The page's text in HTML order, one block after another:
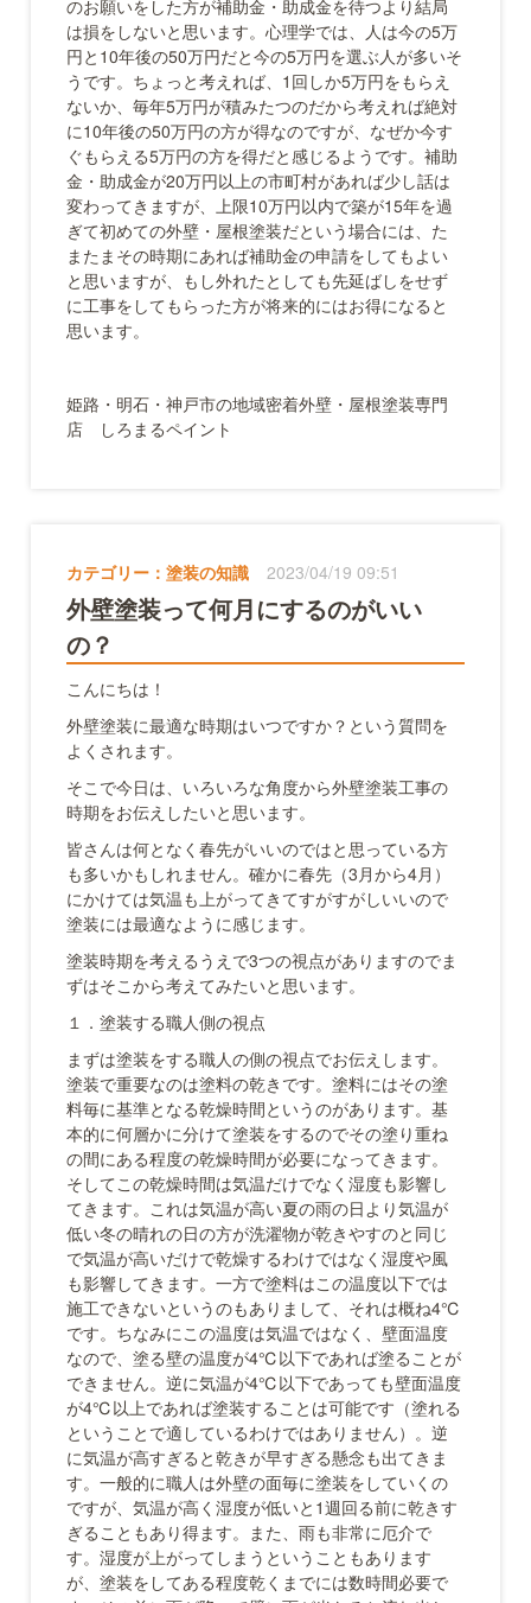
のお願いをした方が補助金・助成金を待つより結局
は損をしないと思います。心理学では、人は今の5万
円と10年後の50万円だと今の5万円を選ぶ人が多いそ
うです。ちょっと考えれば、1回しか5万円をもらえ
ないか、毎年5万円が積みたつのだから考えれば絶対
に10年後の50万円の方が得なのですが、なぜか今す
ぐもらえる5万円の方を得だと感じるようです。補助
金・助成金が20万円以上の市町村があれば少し話は
変わってきますが、上限10万円以内で築が15年を過
ぎて初めての外壁・屋根塗装だという場合には、た
またまその時期にあれば補助金の申請をしてもよい
と思いますが、もし外れたとしても先延ばしをせず
に工事をしてもらった方が将来的にはお得になると
思います。
姫路・明石・神戸市の地域密着外壁・屋根塗装専門
店 しろまるペイント
カテゴリー：塗装の知識 2023/04/19 09:51
外壁塗装って何月にするのがいい
の？
こんにちは！
外壁塗装に最適な時期はいつですか？という質問を
よくされます。
そこで今日は、いろいろな角度から外壁塗装工事の
時期をお伝えしたいと思います。
皆さんは何となく春先がいいのではと思っている方
も多いかもしれません。確かに春先（3月から4月）
にかけては気温も上がってきてすがすがしいいので
塗装には最適なように感じます。
塗装時期を考えるうえで3つの視点がありますのでま
ずはそこから考えてみたいと思います。
１．塗装する職人側の視点
まずは塗装をする職人の側の視点でお伝えします。
塗装で重要なのは塗料の乾きです。塗料にはその塗
料毎に基準となる乾燥時間というのがあります。基
本的に何層かに分けて塗装をするのでその塗り重ね
の間にある程度の乾燥時間が必要になってきます。
そしてこの乾燥時間は気温だけでなく湿度も影響し
てきます。これは気温が高い夏の雨の日より気温が
低い冬の晴れの日の方が洗濯物が乾きやすのと同じ
で気温が高いだけで乾燥するわけではなく湿度や風
も影響してきます。一方で塗料はこの温度以下では
施工できないというのもありまして、それは概ね4℃
です。ちなみにこの温度は気温ではなく、壁面温度
なので、塗る壁の温度が4℃以下であれば塗ることが
できません。逆に気温が4℃以下であっても壁面温度
が4℃以上であれば塗装することは可能です（塗れる
ということで適しているわけではありません）。逆
に気温が高すぎると乾きが早すぎる懸念も出てきま
す。一般的に職人は外壁の面毎に塗装をしていくの
ですが、気温が高く湿度が低いと1週回る前に乾きす
ぎることもあり得ます。また、雨も非常に厄介で
す。湿度が上がってしまうということもあります
が、塗装をしてある程度乾くまでには数時間必要で